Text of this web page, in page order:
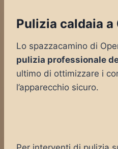
Pulizia caldaia a
Lo spazzacamino di
pulizia professionale
ultimo di ottimizzare i
l’apparecchio sicuro.